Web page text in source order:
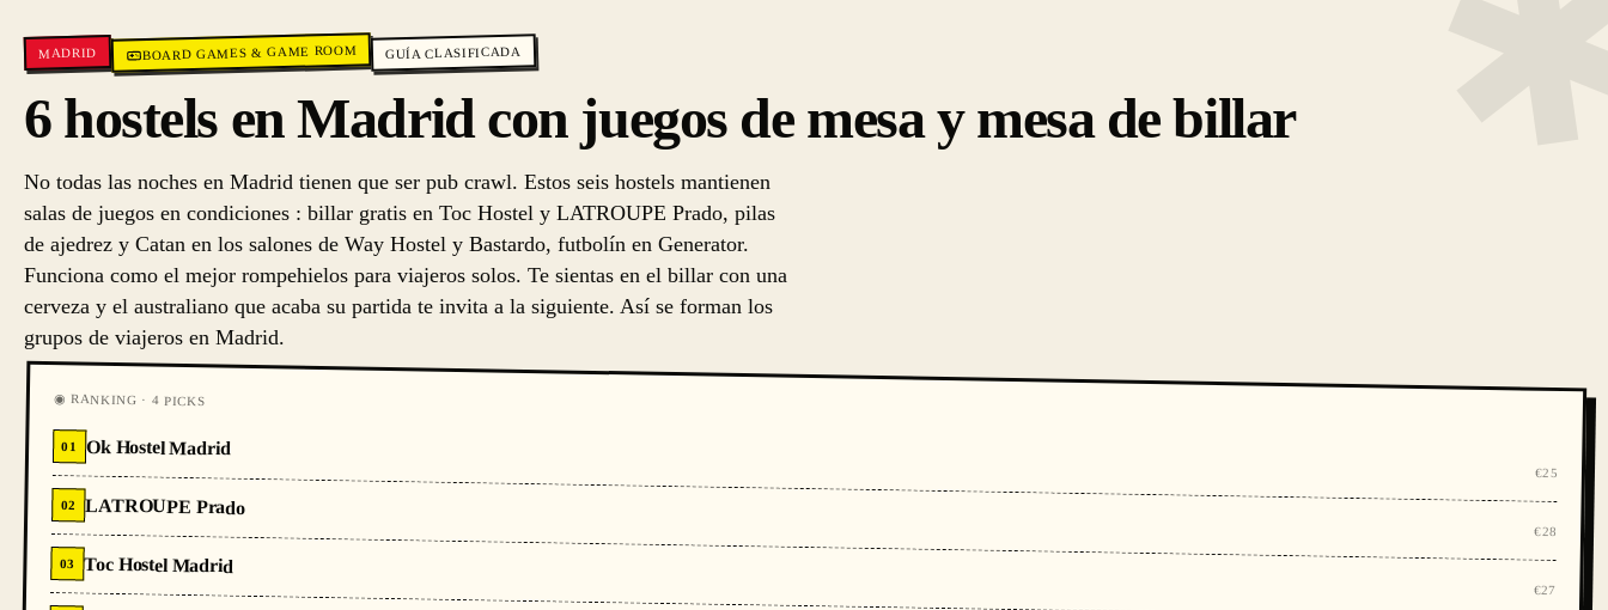
MADRID BOARD GAMES & GAME ROOM GUÍA CLASIFICADA
6 hostels en Madrid con juegos de mesa y mesa de billar
No todas las noches en Madrid tienen que ser pub crawl. Estos seis hostels mantienen
salas de juegos en condiciones : billar gratis en Toc Hostel y LATROUPE Prado, pilas
de ajedrez y Catan en los salones de Way Hostel y Bastardo, futbolín en Generator.
Funciona como el mejor rompehielos para viajeros solos. Te sientas en el billar con una
cerveza y el australiano que acaba su partida te invita a la siguiente. Así se forman los
grupos de viajeros en Madrid.
◉ RANKING · 4 PICKS
01 Ok Hostel Madrid
€25
02 LATROUPE Prado
€28
03 Toc Hostel Madrid
€27